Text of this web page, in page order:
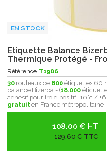
EN STOCK
Etiquette Balance
Thermique Protégé -
Référence T1986
30 rouleaux de 600 étiquettes 60
balance Bizerba - (18.000
adhésif pour froid positif -10°c /
gratuit en France métropolitaine -
108.00 € HT
129,60 € TTC